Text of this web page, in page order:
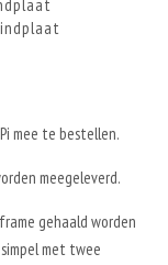
mee te bestellen.
meegeleverd.
gehaald worden
met twee